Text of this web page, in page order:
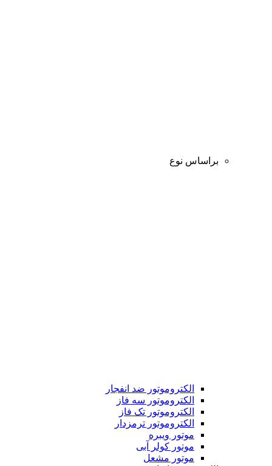
براساس نوع
الکتروموتور ضد انفجار
الکتروموتور سه فاز
الکتروموتور تک فاز
الکتروموتور ترمزدار
موتور ویبره
موتور کولر آبی
موتور مشعل